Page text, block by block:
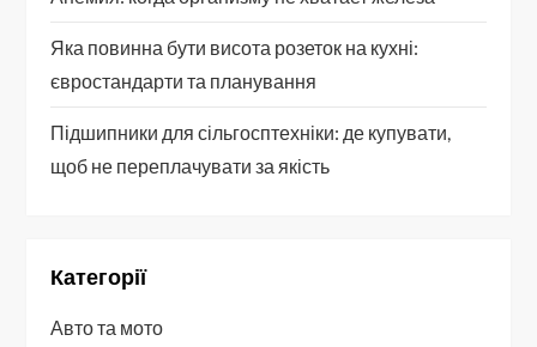
Яка повинна бути висота розеток на кухні:
євростандарти та планування
Підшипники для сільгосптехніки: де купувати,
щоб не переплачувати за якість
Категорії
Авто та мото